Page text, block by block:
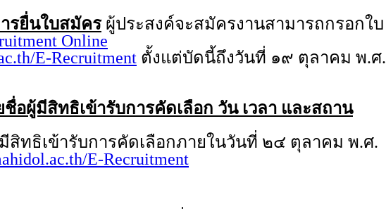
รยื่นใบสมัครผู้ประสงค์จะสมัครงานสามารถกรอกใบ
Online
E-Recruitment ตั้งแต่บัดนี้ถึงวันที่ ๑๙ ตุลาคม พ.ศ.
ชื่อผู้มีสิทธิเข้ารับการคัดเลือก วัน เวลา และสถาน
เข้ารับการคัดเลือกภายในวันที่ ๒๔ ตุลาคม พ.ศ.
E-Recruitment